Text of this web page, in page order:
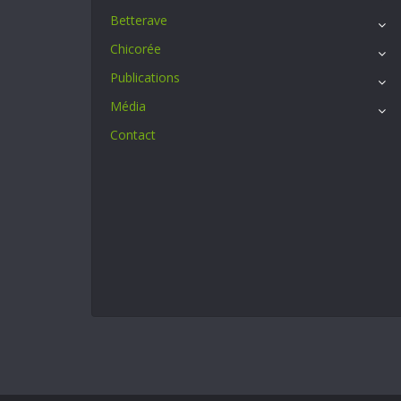
Betterave
Chicorée
Publications
Média
Contact